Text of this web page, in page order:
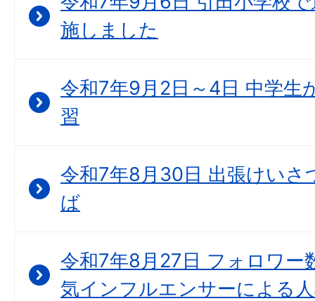
施しました
令和7年9月2日～4日 中学生
習
令和7年8月30日 出張けいさ
ば
令和7年8月27日 フォロワー
気インフルエンサーによる